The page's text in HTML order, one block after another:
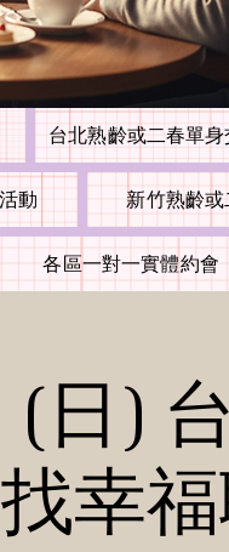
台北熟齡或二春單
動 新竹熟齡
各區一對一實體約會
日)
幸